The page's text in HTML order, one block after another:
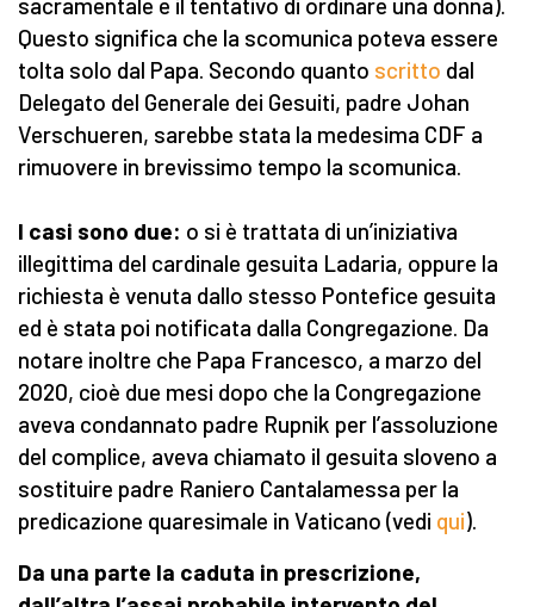
sacramentale e il tentativo di ordinare una donna).
Questo significa che la scomunica poteva essere
tolta solo dal Papa. Secondo quanto scritto dal
Delegato del Generale dei Gesuiti, padre Johan
Verschueren, sarebbe stata la medesima CDF a
rimuovere in brevissimo tempo la scomunica.
I casi sono due: o si è trattata di un’iniziativa
illegittima del cardinale gesuita Ladaria, oppure la
richiesta è venuta dallo stesso Pontefice gesuita
ed è stata poi notificata dalla Congregazione. Da
notare inoltre che Papa Francesco, a marzo del
2020, cioè due mesi dopo che la Congregazione
aveva condannato padre Rupnik per l’assoluzione
del complice, aveva chiamato il gesuita sloveno a
sostituire padre Raniero Cantalamessa per la
predicazione quaresimale in Vaticano (vedi qui).
Da una parte la caduta in prescrizione,